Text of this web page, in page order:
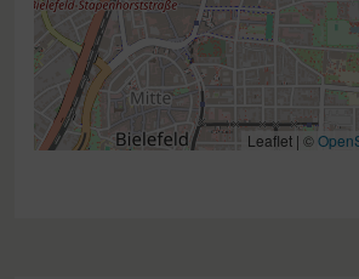
Leaflet | ©